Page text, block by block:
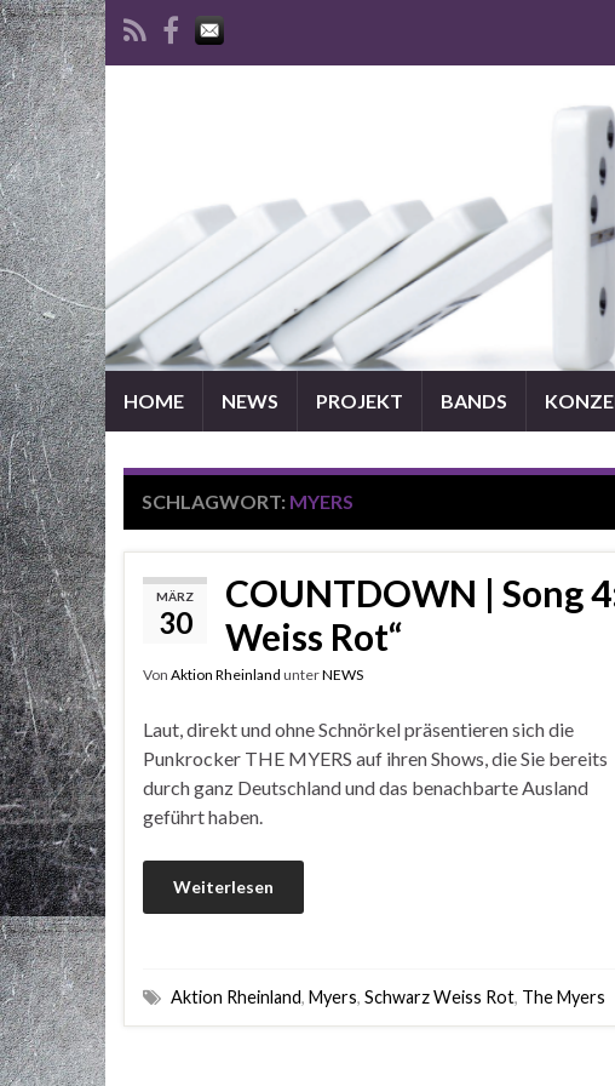
HOME NEWS PROJEKT BANDS
SCHLAGWORT: MYERS
MÄRZ
30
COUNTDOWN | Song
Weiss Rot“
Von Aktion Rheinland unterNEWS
Laut, direkt und ohne Schnörkel präsentieren sich die
Punkrocker THE MYERS auf ihren Shows, die Sie bereits
durch ganz Deutschland und das benachbarte Ausland
geführt haben.
Weiterlesen
Aktion Rheinland, Myers, Schwarz Weiss Rot, The Myers